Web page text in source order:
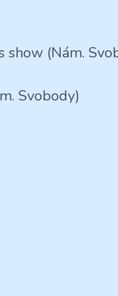
show (Nám.
Svobody)